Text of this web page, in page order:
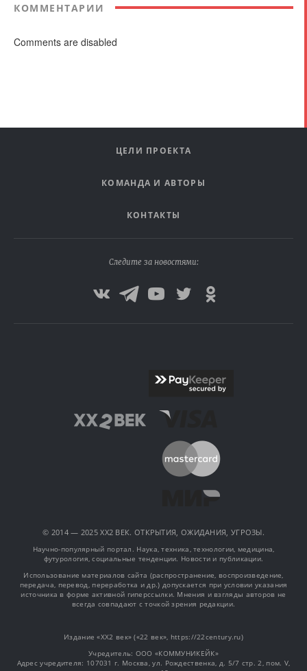
КОММЕНТАРИИ
Comments are disabled
ЦЕЛИ ПРОЕКТА
КОМАНДА И АВТОРЫ
КОНТАКТЫ
Следите за новостями:
© 2014 — 2025 XX2 ВЕК. ОТКРЫТИЯ, ОЖИДАНИЯ, УГРОЗЫ.
Научно-популярный портал. Наука, техника, технологии, медицина,
футурология, социальные тенденции. Новости и публикации.
Использование материалов сайта (распространение, воспроизведение,
передача, перевод, переработка и др.) допускается при условии указания
источника в форме активной гиперссылки. Мнения и взгляды авторов не
всегда совпадают с точкой зрения редакции.
Издание «XX2 век» («22 век», https://22century.ru)
Учредитель: OOO «КОММУНИКЕЙК»
Адрес учредителя: 107031 г. Москва, ул. Рождественка, д. 5/7 стр. 2, пом. V,